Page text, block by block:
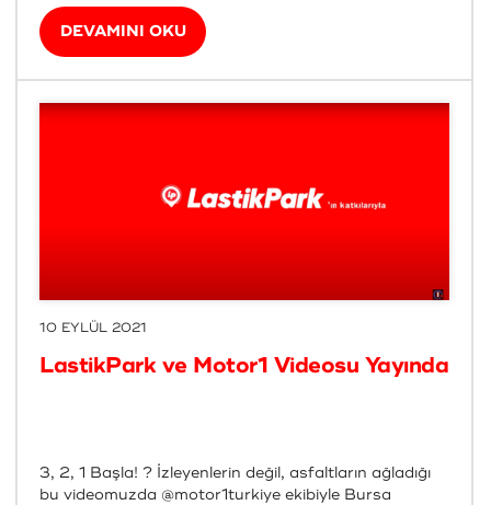
DEVAMINI OKU
10 EYLÜL 2021
LastikPark ve Motor1 Videosu Yayında
3, 2, 1 Başla! ? İzleyenlerin değil, asfaltların ağladığı
bu videomuzda @motor1turkiye ekibiyle Bursa